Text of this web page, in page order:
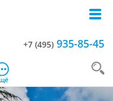
+7 (495) 935-85-45